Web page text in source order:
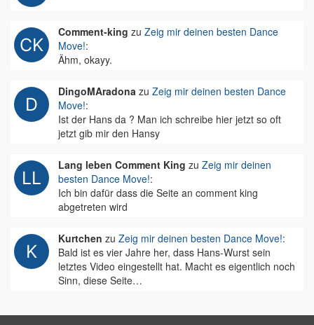
Comment-king zu Zeig mir deinen besten Dance
Move!:
Ähm, okayy.
DingoMAradona zu Zeig mir deinen besten Dance
Move!:
Ist der Hans da ? Man ich schreibe hier jetzt so oft
jetzt gib mir den Hansy
Lang leben Comment King zu Zeig mir deinen
besten Dance Move!:
Ich bin dafür dass die Seite an comment king
abgetreten wird
Kurtchen zu Zeig mir deinen besten Dance Move!:
Bald ist es vier Jahre her, dass Hans-Wurst sein
letztes Video eingestellt hat. Macht es eigentlich noch
Sinn, diese Seite…